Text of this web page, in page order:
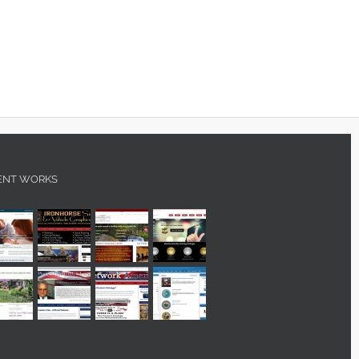
WORKS